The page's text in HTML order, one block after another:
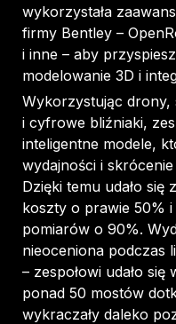
wykorzystała
firmy Bentley –
i inne – aby
modelowanie 3D i
Wykorzystując drony,
i cyfrowe bliźniaki,
inteligentne modele,
wydajności i
Dzięki temu udało się
koszty o prawie 50%
pomiarów o 90%.
nieoceniona podczas
– zespołowi udało
ponad 50 mostów
wykraczały daleko